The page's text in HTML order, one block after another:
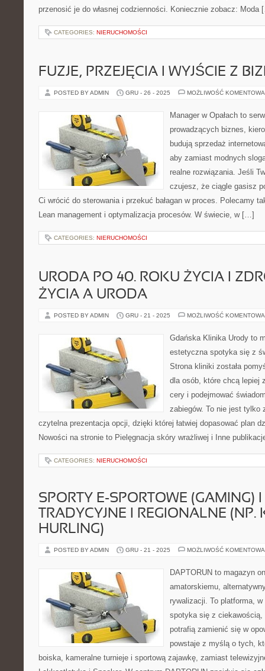
przenosić je do własnej codzienności. Koniecznie zobacz: Moda
CATEGORIES: NIERUCHOMOŚCI
FUZJE, PRZEJĘCIA I WYJŚCIE Z
POSTED BY ADMIN GRU - 26 - 2025 MOŻLIWOŚĆ
Manager w Opałach to
prowadzących biznes,
budują sprzedaż
aby zamiast modnych
realne rozwiązania. Jeśli
czujesz, że ciągle gasisz
Ci wrócić do sterowania i przekuć bałagan w proces. Polecamy
Lean management i optymalizacja procesów. W świecie, w […]
CATEGORIES: NIERUCHOMOŚCI
URODA PO 40. ROKU ŻYCIA I
ŻYCIA A URODA
POSTED BY ADMIN GRU - 21 - 2025 MOŻLIWOŚĆ
Gdańska Klinika Urody to
estetyczna spotyka się z
Strona kliniki została
dla osób, które chcą lepiej
cery i podejmować
zabiegów. To nie jest tylko
czytelna prezentacja opcji, dzięki której łatwiej dopasować plan
Nowości na stronie to Pielęgnacja skóry wrażliwej i Inne
CATEGORIES: NIERUCHOMOŚCI
SPORTY E-SPORTOWE (GAMING)
TRADYCYJNE I REGIONALNE
HURLING)
POSTED BY ADMIN GRU - 21 - 2025 MOŻLIWOŚĆ
DAPTORUN to magazyn
amatorskiemu,
rywalizacji. To platforma,
spotyka się z
potrafią zamienić się w
powstaje z myślą o tych,
boiska, kameralne turnieje i sportową zajawkę, zamiast